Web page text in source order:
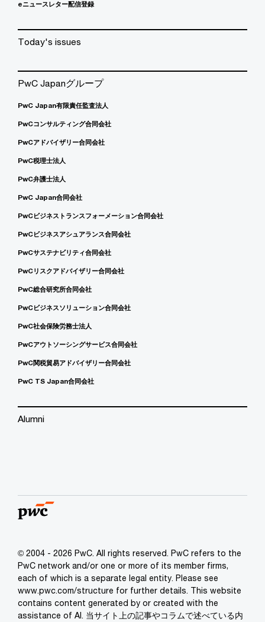
eニュースレター配信登録
Today's issues
PwC Japanグループ
PwC Japan有限責任監査法人
PwCコンサルティング合同会社
PwCアドバイザリー合同会社
PwC税理士法人
PwC弁護士法人
PwC Japan合同会社
PwCビジネストランスフォーメーション合同会社
PwCビジネスアシュアランス合同会社
PwCサステナビリティ合同会社
PwCリスクアドバイザリー合同会社
PwC総合研究所合同会社
PwCビジネスソリューション合同会社
PwC社会保険労務士法人
PwCアウトソーシングサービス合同会社
PwC関税貿易アドバイザリー合同会社
PwC TS Japan合同会社
Alumni
© 2004 - 2026 PwC. All rights reserved. PwC refers to the
PwC network and/or one or more of its member firms,
each of which is a separate legal entity. Please see
www.pwc.com/structure for further details. This website
contains content generated by or created with the
assistance of AI. 当サイト上の記事やコラムで述べている内